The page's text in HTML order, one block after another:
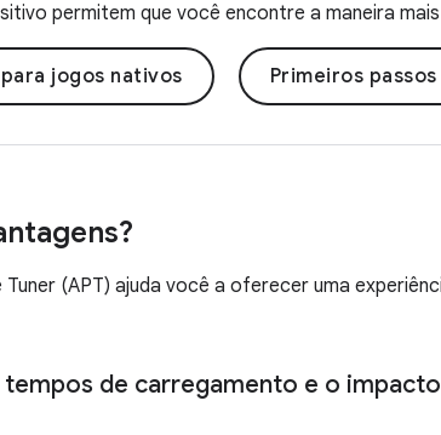
permitem que você encontre a maneira
jogos nativos Primeiros
(APT) ajuda você a oferecer uma
tempos de carregamento e o